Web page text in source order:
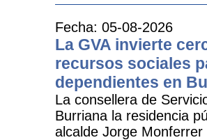
Fecha: 05-08-2026
La GVA invierte
recursos sociales
dependientes en
La consellera de
Burriana la residencia
alcalde Jorge Monferrer